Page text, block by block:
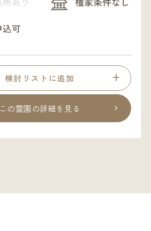
検討リストに追加
この霊園の詳細を見る